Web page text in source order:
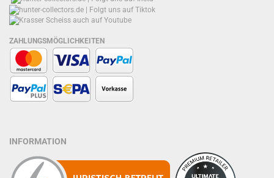
ZAHLUNGSMÖGLICHKEITEN
INFORMATION